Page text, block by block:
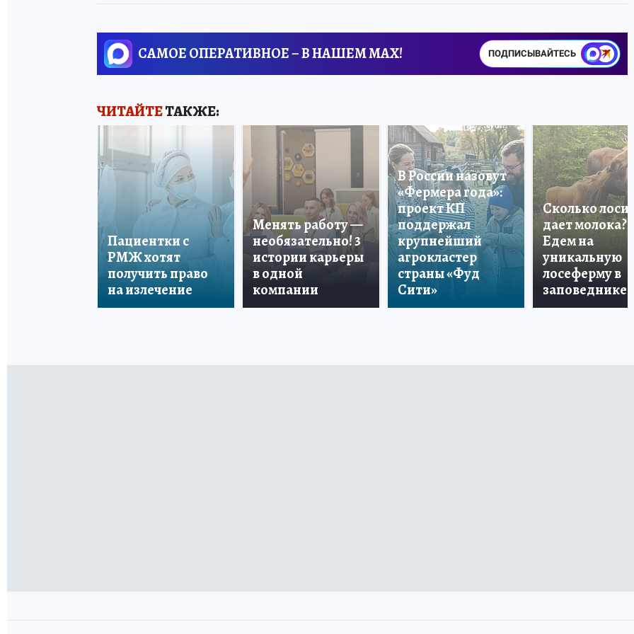
САМОЕ ОПЕРАТИВНОЕ – В НАШЕМ MAX! ПОДПИСЫВАЙТЕСЬ
ЧИТАЙТЕТАКЖЕ:
Пациентки с
РМЖ хотят
получить право
на излечение
Менять работу —
необязательно! 3
истории карьеры
в одной
компании
В России назовут
«Фермера года»:
проект КП
поддержал
крупнейший
агрокластер
страны «Фуд
Сити»
Сколько лосиха
дает молока?
Едем на
уникальную
лосеферму в
заповеднике!